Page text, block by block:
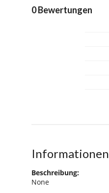
0 Bewertungen
Informationen
Beschreibung:
None